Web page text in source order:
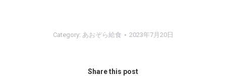
Category: あおぞら給食 2023年7月20日
Share this post